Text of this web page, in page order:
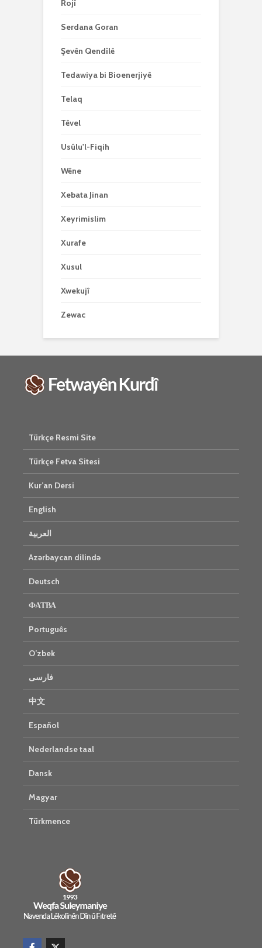
Rojî
Serdana Goran
Şevên Qendîlê
Tedawiya bi Bioenerjiyê
Telaq
Têvel
Usûlu'l-Fiqih
Wêne
Xebata Jinan
Xeyrimislim
Xurafe
Xusul
Xwekujî
Zewac
Türkçe Resmi Site
Türkçe Fetva Sitesi
Kur’an Dersi
English
العربية
Azərbaycan dilində
Deutsch
ФАТВА
Português
O’zbek
فارسی
中文
Español
Nederlandse taal
Dansk
Magyar
Türkmence